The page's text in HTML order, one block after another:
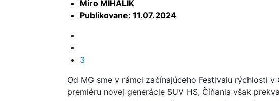
Miro MIHÁLIK
Publikovane: 11.07.2024
3
Od MG sme v rámci začínajúceho Festivalu rýchlosti
premiéru novej generácie SUV HS, Číňania však